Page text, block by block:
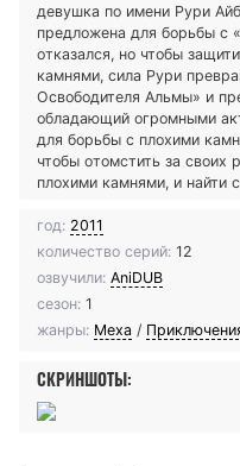
девушка по имени Рури
предложена для борьбы с
отказался, но чтобы
камнями, сила Рури
Освободителя Альмы» и
обладающий огромными
для борьбы с плохими
чтобы отомстить за своих
плохими камнями, и найти
год: 2011
количество серий: 12
озвучили: AniDUB
сезон: 1
жанры: Меха /
СКРИНШОТЫ: